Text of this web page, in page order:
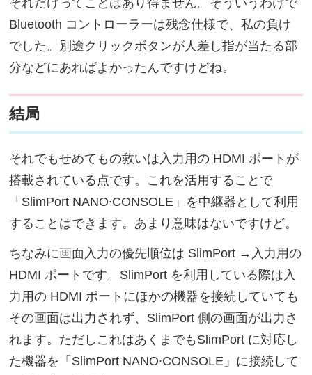
それだけってことはあり得ません。そういうわけで
Bluetooth コントローラーは残念仕様で、私の負け
でした。別途クリックボタンが人差し指が当たる部
分などにあればよかったんですけどね。
結局
それでもせめてもの救いは入力用の HDMI ポートが
搭載されている点です。これを活用することで
「SlimPort NANO∙CONSOLE」を中継器として利用
することはできます。あまり意味はないですけど。
ちなみに画面入力の優先順位は SlimPort →入力用の
HDMI ポートです。SlimPort を利用している際は入
力用の HDMI ポートにほかの機器を接続していても
その画面は出力されず、SlimPort 側の画面が出力さ
れます。ただしこれはあくまでもSlimPort に対応し
た機器を「SlimPort NANO∙CONSOLE」に接続して